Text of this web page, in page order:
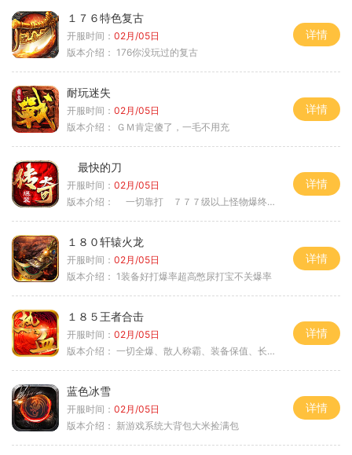
１７６特色复古
开服时间： 02月/05日
版本介绍： 176你没玩过的复古
详情
耐玩迷失
开服时间： 02月/05日
版本介绍：
ＧＭ肯定傻了，一毛不用充
详情
最快的刀
开服时间： 02月/05日
版本介绍：
一切靠打 ７７７级以上怪物爆终极
详情
１８０轩辕火龙
开服时间： 02月/05日
版本介绍： 1装备好打爆率超高憋尿打宝不关爆率
详情
１８５王者合击
开服时间： 02月/05日
版本介绍： 一切全爆、散人称霸、装备保值、长期耐玩
详情
蓝色冰雪
开服时间： 02月/05日
版本介绍： 新游戏系统大背包大米捡满包
详情